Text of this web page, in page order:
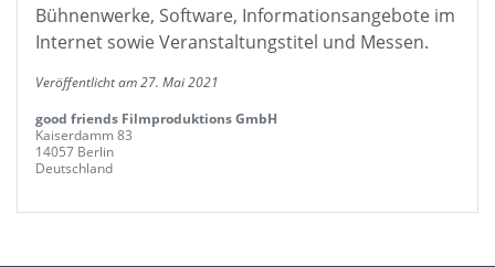
Bühnenwerke, Software, Informationsangebote im
Internet sowie Veranstaltungstitel und Messen.
Veröffentlicht am 27. Mai 2021
good friends Filmproduktions GmbH
Kaiserdamm 83
14057 Berlin
Deutschland